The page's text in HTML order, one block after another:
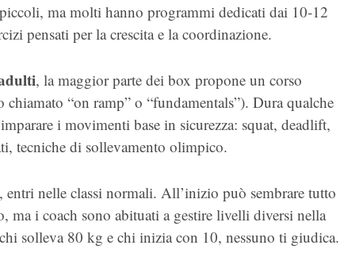
ma molti hanno programmi dedicati dai 10-12
pensati per la crescita e la coordinazione.
, la maggior parte dei box propone un corso
chiamato “on ramp” o “fundamentals”). Dura qualche
imparare i movimenti base in sicurezza: squat, deadlift,
tecniche di sollevamento olimpico.
entri nelle classi normali. All’inizio può sembrare tutto
ma i coach sono abituati a gestire livelli diversi nella
chi solleva 80 kg e chi inizia con 10, nessuno ti giudica.